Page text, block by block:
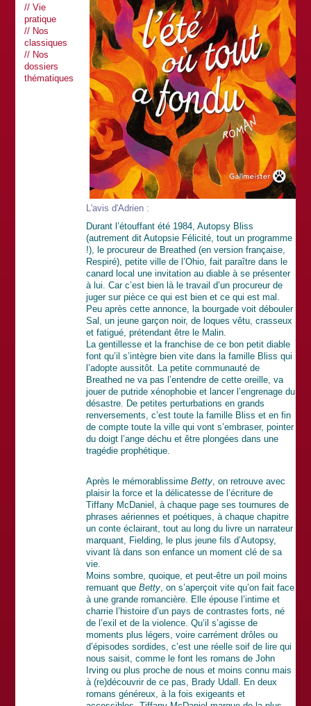
Vie
pratique
Nos
classiques
Nos
dossiers
thématiques
L'avis d'Adrien :
Durant l’étouffant été 1984, Autopsy Bliss
(autrement dit Autopsie Félicité, tout un programme
!), le procureur de Breathed (en version française,
Respiré), petite ville de l’Ohio, fait paraître dans le
canard local une invitation au diable à se présenter
à lui. Car c’est bien là le travail d’un procureur de
juger sur pièce ce qui est bien et ce qui est mal.
Peu après cette annonce, la bourgade voit débouler
Sal, un jeune garçon noir, de loques vêtu, crasseux
et fatigué, prétendant être le Malin.
La gentillesse et la franchise de ce bon petit diable
font qu’il s’intègre bien vite dans la famille Bliss qui
l’adopte aussitôt. La petite communauté de
Breathed ne va pas l’entendre de cette oreille, va
jouer de putride xénophobie et lancer l’engrenage du
désastre. De petites perturbations en grands
renversements, c’est toute la famille Bliss et en fin
de compte toute la ville qui vont s’embraser, pointer
du doigt l’ange déchu et être plongées dans une
tragédie prophétique.
Après le mémorablissime Betty, on retrouve avec
plaisir la force et la délicatesse de l’écriture de
Tiffany McDaniel, à chaque page ses tournures de
phrases aériennes et poétiques, à chaque chapitre
un conte éclairant, tout au long du livre un narrateur
marquant, Fielding, le plus jeune fils d’Autopsy,
vivant là dans son enfance un moment clé de sa
vie.
Moins sombre, quoique, et peut-être un poil moins
remuant que Betty, on s’aperçoit vite qu’on fait face
à une grande romancière. Elle épouse l’intime et
charrie l’histoire d’un pays de contrastes forts, né
de l’exil et de la violence. Qu’il s’agisse de
moments plus légers, voire carrément drôles ou
d’épisodes sordides, c’est une réelle soif de lire qui
nous saisit, comme le font les romans de John
Irving ou plus proche de nous et moins connu mais
à (re)découvrir de ce pas, Brady Udall. En deux
romans généreux, à la fois exigeants et